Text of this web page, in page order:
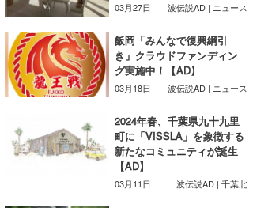
03月27日 波伝説AD | ニュース
飯岡「みんなで復興綱引
き」クラウドファンディン
グ実施中！【AD】
03月18日 波伝説AD | ニュース
2024年春、千葉県九十九里
町に「VISSLA」を象徴する
新たなコミュニティが誕生
【AD】
03月11日 波伝説AD | 千葉北
chappy
Romisea